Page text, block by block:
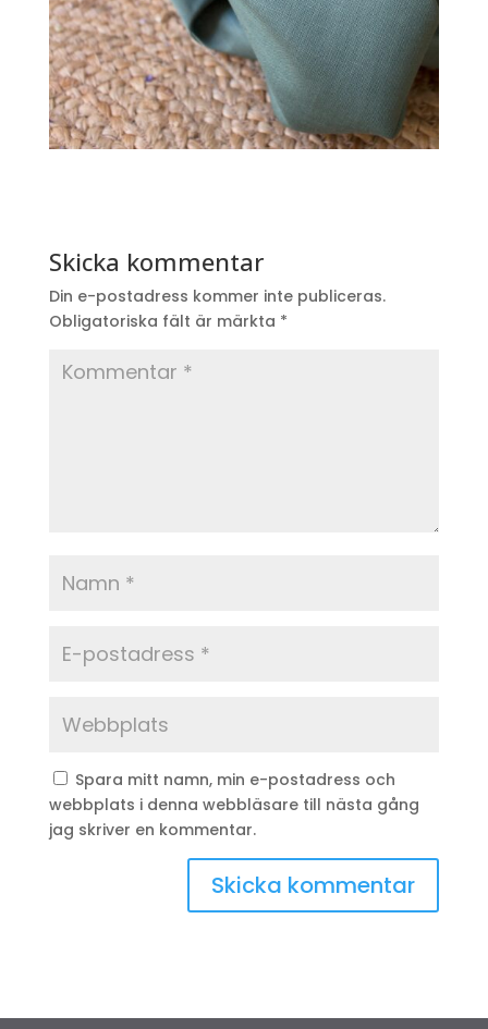
Skicka kommentar
Din e-postadress kommer inte publiceras.
Obligatoriska fält är märkta *
Spara mitt namn, min e-postadress och
webbplats i denna webbläsare till nästa gång
jag skriver en kommentar.